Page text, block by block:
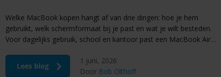
Welke MacBook kopen hangt af van drie dingen: hoe je hem
gebruikt, welk schermformaat bij je past en wat je wilt besteden.
Voor dagelijks gebruik, school en kantoor past een MacBook Air
of softwareontwikkeling? Kies dan een MacBook Pro. Een
refurbished MacBook kost tot 60% minder en […]
Lees blog
1 juni, 2026
Door Bob Olthoff